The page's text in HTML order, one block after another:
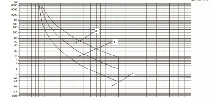
Corrente non-
operattion di
Ratedresidual
1/2In
Cortocircuito residuo
stimato che fa & che
rompe capacità
1/4Icu